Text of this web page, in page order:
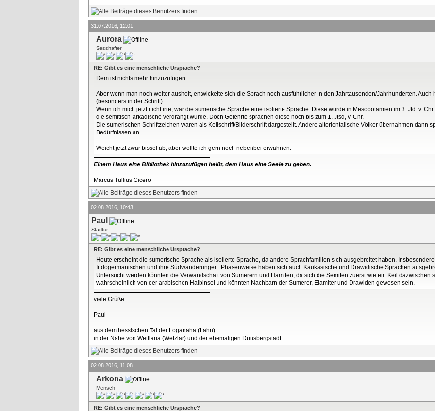
31.07.2016, 12:01
Aurora
Sesshafter
RE: Gibt es eine menschliche Ursprache?
Dem ist nichts mehr hinzuzufügen.
Aber wenn man noch weiter ausholt, entwickelte sich die Sprach noch ausführlicher in den Jahrtausenden/Jahrhunderten.
(besonders in der Schrift).
Wenn ich mich jetzt nicht irre, war die sumerische Sprache eine isolierte Sprache. Diese wurde in Mesopotamien im 3. Jtd. v.
die semitisch-arkadische verdrängt wurde. Doch Gelehrte sprachen diese noch bis zum 1. Jtsd, v. Chr.
Die sumerischen Schriftzeichen waren als Keilschrift/Bilderschrift dargestellt. Andere altorientalische Völker übernahmen dann
Bedürfnissen an.
Weicht jetzt zwar bissel ab, aber wollte ich gern noch nebenbei erwähnen.
Einem Haus eine Bibliothek hinzuzufügen heißt, dem Haus eine Seele zu geben.
Marcus Tullius Cicero
02.08.2016, 10:43
Paul
Städter
RE: Gibt es eine menschliche Ursprache?
Heute erscheint die sumerische Sprache als isolierte Sprache, da andere Sprachfamilien sich ausgebreitet haben.
Indogermanischen und ihre Südwanderungen. Phasenweise haben sich auch Kaukasische und Drawidische Sprachen
Untersucht werden könnten die Verwandschaft von Sumerern und Hamiten, da sich die Semiten zuerst wie ein Keil dazwischen
wahrscheinlich von der arabischen Halbinsel und könnten Nachbarn der Sumerer, Elamiter und Drawiden gewesen sein.
viele Grüße
Paul
aus dem hessischen Tal der Loganaha (Lahn)
in der Nähe von Wetflaria (Wetzlar) und der ehemaligen Dünsbergstadt
02.08.2016, 11:08
Arkona
Mensch
RE: Gibt es eine menschliche Ursprache?